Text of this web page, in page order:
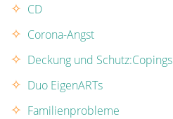
CD
Corona-Angst
Deckung und Schutz:Copings
Duo EigenARTs
Familienprobleme